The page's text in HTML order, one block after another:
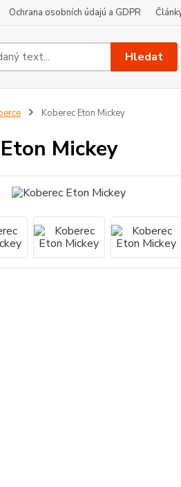
Ochrana osobních údajú a GDPR
Hledat
Koberec Eton Mickey
Mickey